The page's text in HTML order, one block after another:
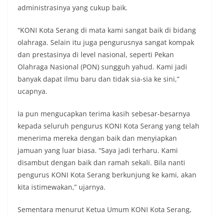
administrasinya yang cukup baik.
“KONI Kota Serang di mata kami sangat baik di bidang
olahraga. Selain itu juga pengurusnya sangat kompak
dan prestasinya di level nasional, seperti Pekan
Olahraga Nasional (PON) sungguh yahud. Kami jadi
banyak dapat ilmu baru dan tidak sia-sia ke sini,”
ucapnya.
Ia pun mengucapkan terima kasih sebesar-besarnya
kepada seluruh pengurus KONI Kota Serang yang telah
menerima mereka dengan baik dan menyiapkan
jamuan yang luar biasa. “Saya jadi terharu. Kami
disambut dengan baik dan ramah sekali. Bila nanti
pengurus KONI Kota Serang berkunjung ke kami, akan
kita istimewakan,” ujarnya.
Sementara menurut Ketua Umum KONI Kota Serang,